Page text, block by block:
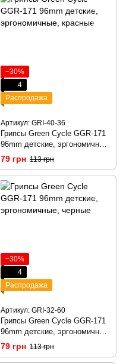
−30%
4
Распродажа
Артикул: GRI-40-36
Грипсы Green Cycle GGR-171
96mm детские, эргономичные,
красные
79 грн 113 грн
−30%
4
Распродажа
Артикул: GRI-32-60
Грипсы Green Cycle GGR-171
96mm детские, эргономичные,
черные
79 грн 113 грн